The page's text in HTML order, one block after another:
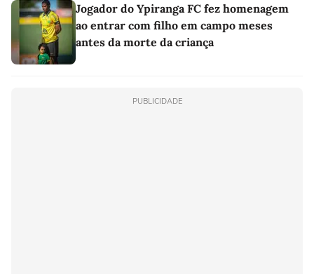
Jogador do Ypiranga FC fez homenagem
ao entrar com filho em campo meses
antes da morte da criança
PUBLICIDADE